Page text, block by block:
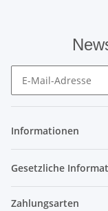
Informationen
Gesetzliche
Zahlungsarten